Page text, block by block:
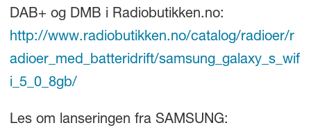
DAB+ og DMB i Radiobutikken.no:
http://www.radiobutikken.no/catalog/radioer/r
adioer_med_batteridrift/samsung_galaxy_s_wif
i_5_0_8gb/
Les om lanseringen fra SAMSUNG: